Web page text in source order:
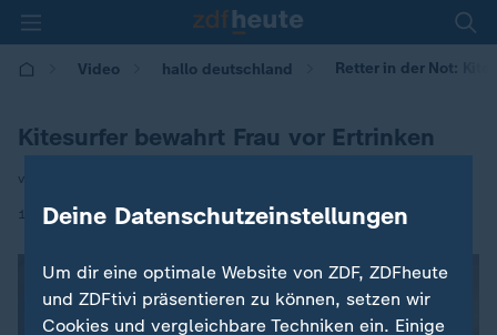
Video hallo deutschland Retter in der Not:
Kitesurfer bewahrt Frau vor Ertrinken
von Astrid Henryson
16.01.2025 | 17:10
Deine Datenschutzeinstellungen
Um dir eine optimale Website von ZDF, ZDFheute
und ZDFtivi präsentieren zu können, setzen wir
Cookies und vergleichbare Techniken ein. Einige